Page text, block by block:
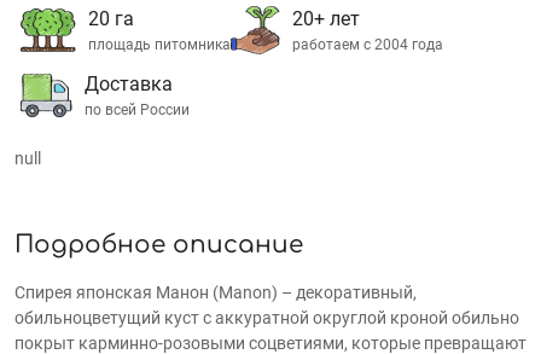
20 га
площадь питомника
20+ лет
работаем с 2004 года
Доставка
по всей России
null
Подробное описание
Спирея японская Манон (Manon) – декоративный,
обильноцветущий куст с аккуратной округлой кроной обильно
покрыт карминно-розовыми соцветиями, которые превращают